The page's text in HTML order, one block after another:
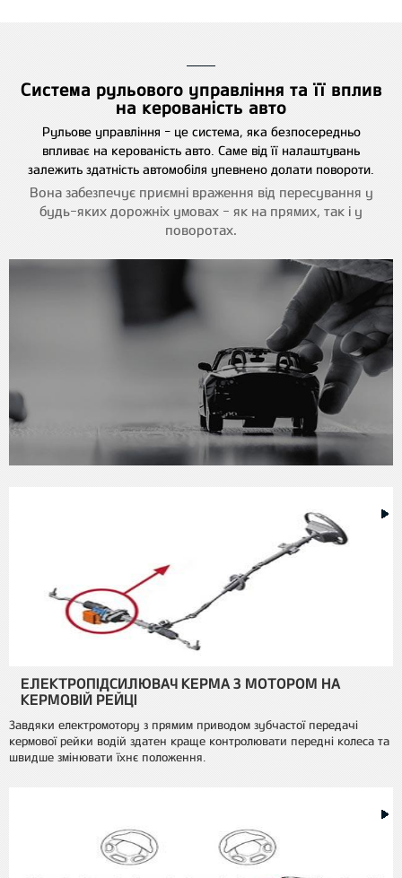
Система рульового управління та її вплив
на керованість авто
Рульове управління - це система, яка безпосередньо
впливає на керованість авто. Саме від її налаштувань
залежить здатність автомобіля упевнено долати повороти.
Вона забезпечує приємні враження від пересування у
будь-яких дорожніх умовах - як на прямих, так і у
поворотах.
ЕЛЕКТРОПІДСИЛЮВАЧ КЕРМА З МОТОРОМ НА
КЕРМОВІЙ РЕЙЦІ
Завдяки електромотору з прямим приводом зубчастої передачі
кермової рейки водій здатен краще контролювати передні колеса та
швидше змінювати їхнє положення.